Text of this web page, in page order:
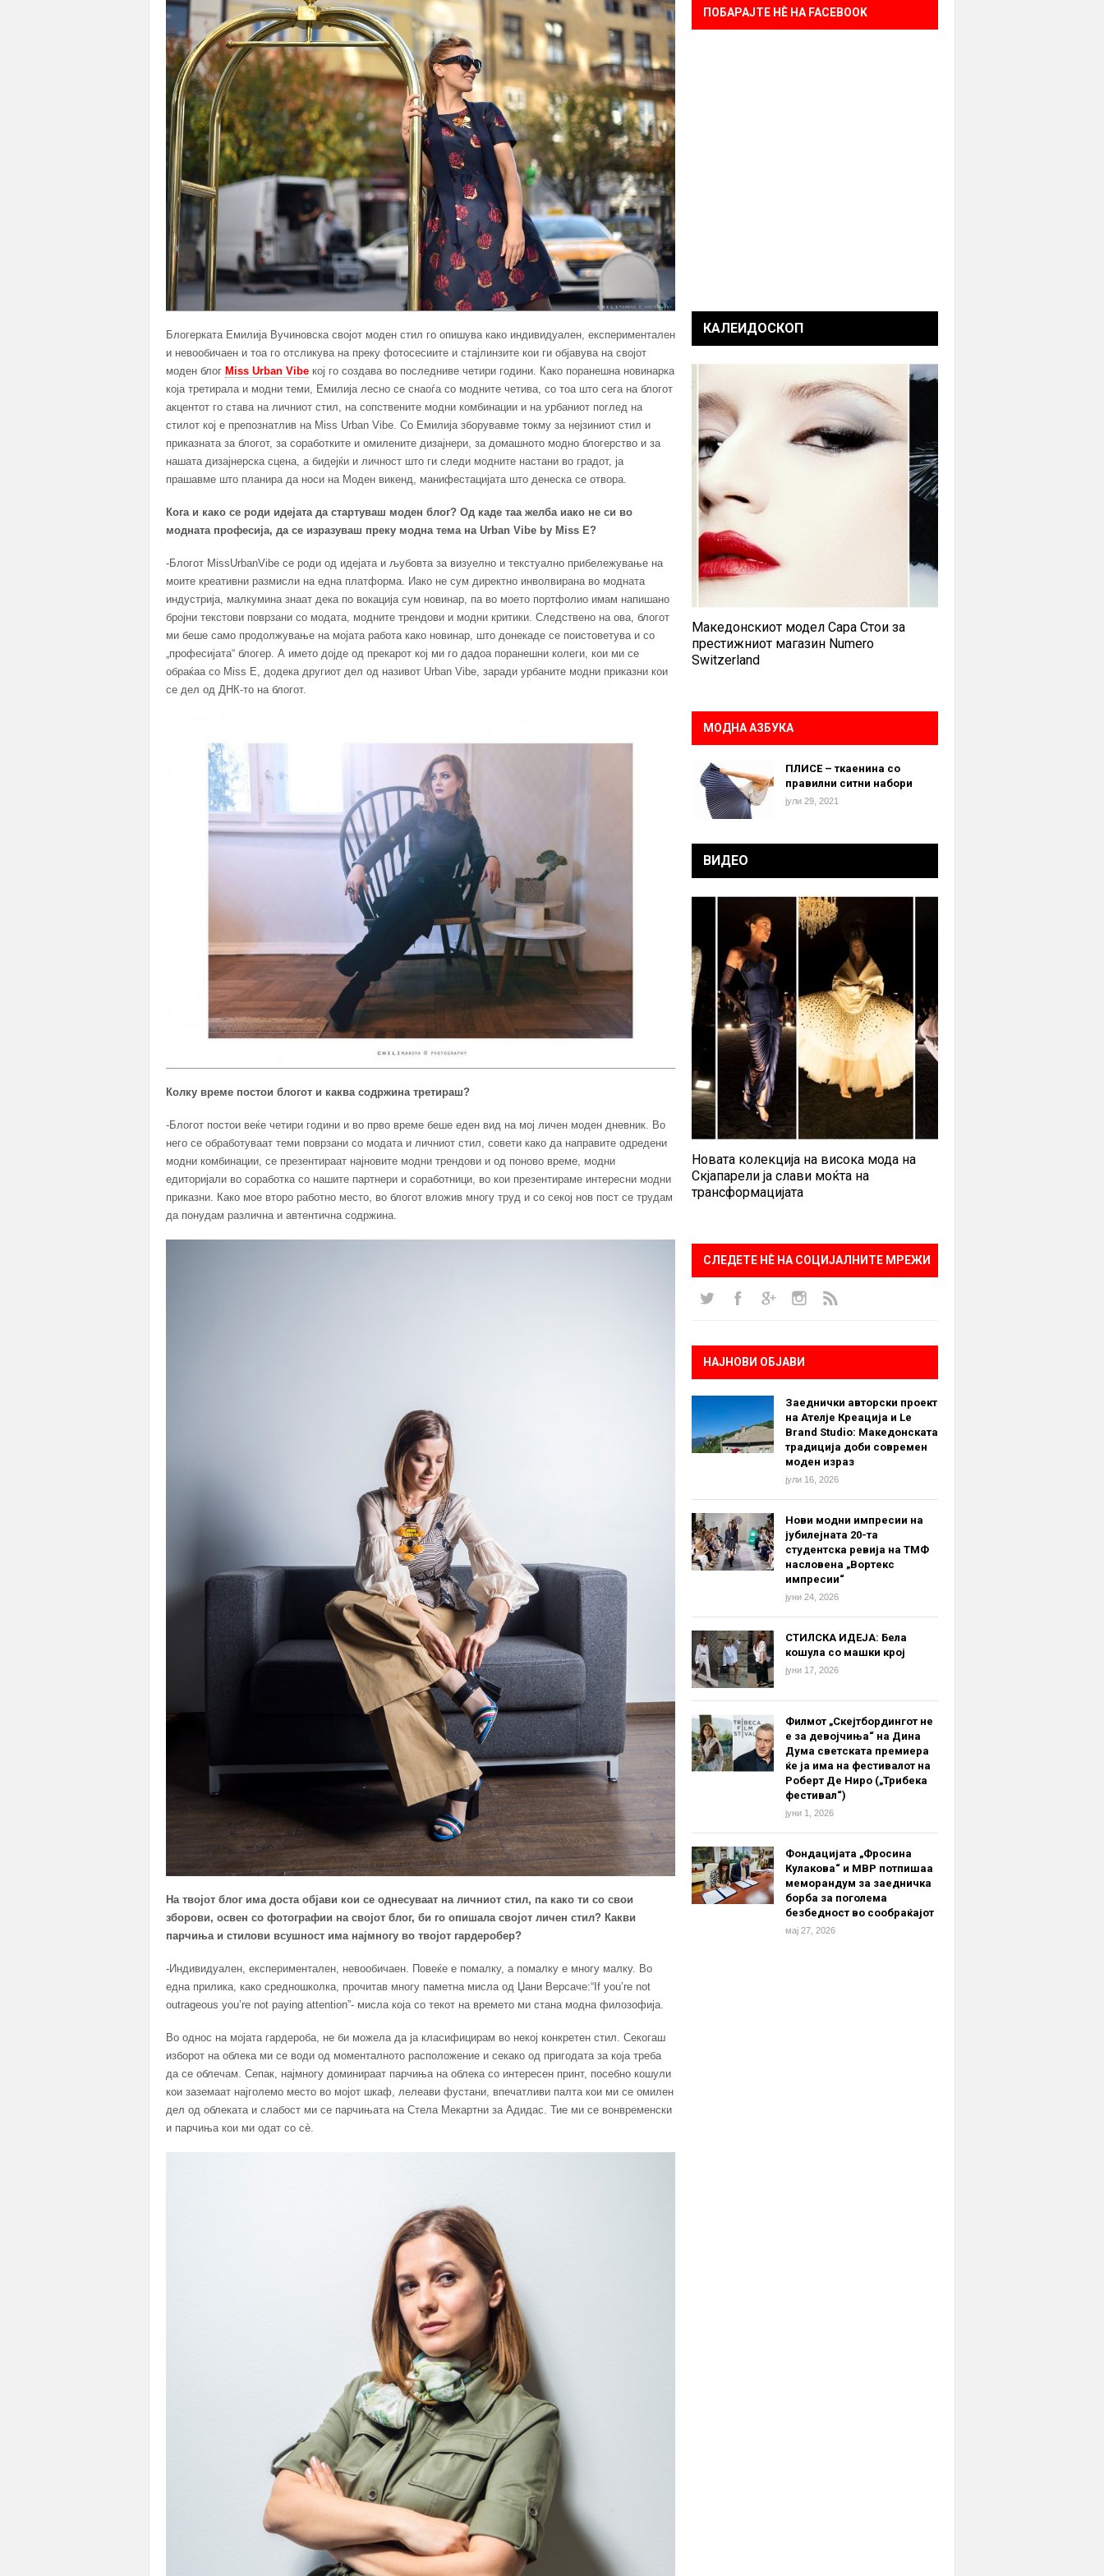
Блогерката Емилија Вучиновска својот моден стил го опишува како индивидуален, експериментален
и невообичаен и тоа го отсликува на преку фотосесиите и стајлинзите кои ги објавува на својот
моден блог Miss Urban Vibe кој го создава во последниве четири години. Како поранешна новинарка
која третирала и модни теми, Емилија лесно се снаоѓа со модните четива, со тоа што сега на блогот
акцентот го става на личниот стил, на сопствените модни комбинации и на урбаниот поглед на
стилот кој е препознатлив на Miss Urban Vibe. Со Емилија зборувавме токму за нејзиниот стил и
приказната за блогот, за соработките и омилените дизајнери, за домашното модно блогерство и за
нашата дизајнерска сцена, а бидејќи и личност што ги следи модните настани во градот, ја
прашавме што планира да носи на Моден викенд, манифестацијата што денеска се отвора.
Кога и како се роди идејата да стартуваш моден блог? Од каде таа желба иако не си во
модната професија, да се изразуваш преку модна тема на Urban Vibe by Miss E?
-Блогот MissUrbanVibe се роди од идејата и љубовта за визуелно и текстуално прибележување на
моите креативни размисли на една платформа. Иако не сум директно инволвирана во модната
индустрија, малкумина знаат дека по вокација сум новинар, па во моето портфолио имам напишано
бројни текстови поврзани со модата, модните трендови и модни критики. Следствено на ова, блогот
ми беше само продолжување на мојата работа како новинар, што донекаде се поистоветува и со
„професијата“ блогер. А името дојде од прекарот кој ми го дадоа поранешни колеги, кои ми се
обраќаа со Miss E, додека другиот дел од називот Urban Vibe, заради урбаните модни приказни кои
се дел од ДНК-то на блогот.
Колку време постои блогот и каква содржина третираш?
-Блогот постои веќе четири години и во прво време беше еден вид на мој личен моден дневник. Во
него се обработуваат теми поврзани со модата и личниот стил, совети како да направите одредени
модни комбинации, се презентираат најновите модни трендови и од поново време, модни
едиторијали во соработка со нашите партнери и соработници, во кои презентираме интересни модни
приказни. Како мое второ работно место, во блогот вложив многу труд и со секој нов пост се трудам
да понудам различна и автентична содржина.
На твојот блог има доста објави кои се однесуваат на личниот стил, па како ти со свои
зборови, освен со фотографии на својот блог, би го опишала својот личен стил? Какви
парчиња и стилови всушност има најмногу во твојот гардеробер?
-Индивидуален, експериментален, невообичаен. Повеќе е помалку, а помалку е многу малку. Во
една прилика, како средношколка, прочитав многу паметна мисла од Џани Версаче:“If you’re not
outrageous you’re not paying attention”- мисла која со текот на времето ми стана модна филозофија.
Во однос на мојата гардероба, не би можела да ја класифицирам во некој конкретен стил. Секогаш
изборот на облека ми се води од моменталното расположение и секако од пригодата за која треба
да се облечам. Сепак, најмногу доминираат парчиња на облека со интересен принт, посебно кошули
кои заземаат најголемо место во мојот шкаф, лелеави фустани, впечатливи палта кои ми се омилен
дел од облеката и слабост ми се парчињата на Стела Мекартни за Адидас. Тие ми се вонвременски
и парчиња кои ми одат со сè.
ПОБАРАЈТЕ НÈ НА FACEBOOK
КАЛЕИДОСКОП
Македонскиот модел Сара Стои за
престижниот магазин Numero
Switzerland
МОДНА АЗБУКА
ПЛИСЕ – ткаенина со
правилни ситни набори
јули 29, 2021
ВИДЕО
Новата колекција на висока мода на
Скјапарели ја слави моќта на
трансформацијата
СЛЕДЕТЕ НÈ НА СОЦИЈАЛНИТЕ МРЕЖИ
НАЈНОВИ ОБЈАВИ
Заеднички авторски проект
на Ателје Креација и Le
Brand Studio: Македонската
традиција доби современ
моден израз
јули 16, 2026
Нови модни импресии на
јубилејната 20-та
студентска ревија на ТМФ
насловена „Вортекс
импресии“
јуни 24, 2026
СТИЛСКА ИДЕЈА: Бела
кошула со машки крој
јуни 17, 2026
Филмот „Скејтбордингот не
е за девојчиња“ на Дина
Дума светската премиера
ќе ја има на фестивалот на
Роберт Де Ниро („Трибека
фестивал“)
јуни 1, 2026
Фондацијата „Фросина
Кулакова“ и МВР потпишаа
меморандум за заедничка
борба за поголема
безбедност во сообраќајот
мај 27, 2026